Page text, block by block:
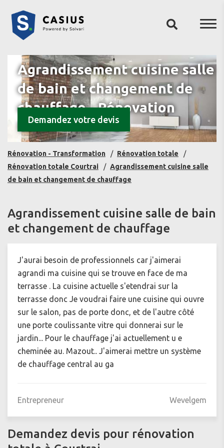
Agrandissement cuisine salle
de bain et changement de
chauffage - Rénovation
totale - Courtrai
Demandez votre devis
Rénovation - Transformation
Rénovation totale
Rénovation totale Courtrai
Agrandissement cuisine salle
de bain et changement de chauffage
Agrandissement cuisine salle de bain
et changement de chauffage
J'aurai besoin de professionnels car j'aimerai
agrandi ma cuisine qui se trouve en face de ma
terrasse . La cuisine actuelle s'etendrai sur la
terrasse donc Je voudrai faire une cuisine qui ouvre
sur le salon, pas de porte donc, et de l'autre côté
une porte coulissante vitre qui donnerai sur le
jardin... Pour le chauffage j'ai actuellement u e
cheminée au. Mazout.. J'aimerai mettre un système
de chauffage central au ga
Entrepreneur Wevelgem
Demandez devis pour rénovation